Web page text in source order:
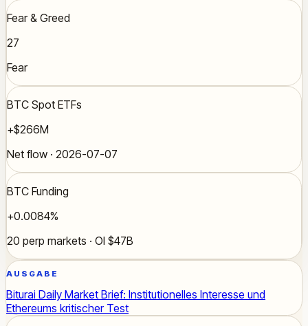
Fear & Greed
27
Fear
BTC Spot ETFs
+$266M
Net flow · 2026-07-07
BTC Funding
+0.0084%
20 perp markets · OI $47B
AUSGABE
Biturai Daily Market Brief: Institutionelles Interesse und
Ethereums kritischer Test